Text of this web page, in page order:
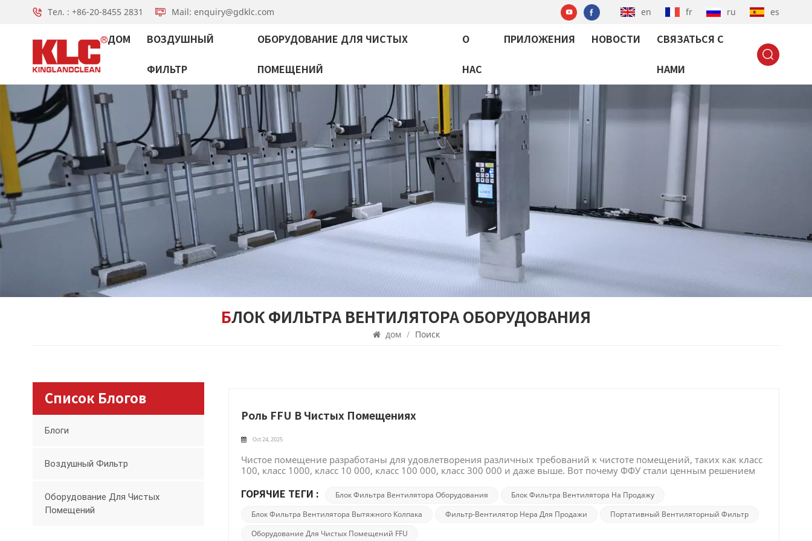
Тел. : +86-20-8455 2831 Mail: enquiry@gdklc.com en fr ru es
ДОМ ВОЗДУШНЫЙ
ФИЛЬТР
ОБОРУДОВАНИЕ ДЛЯ ЧИСТЫХ
ПОМЕЩЕНИЙ
О
НАС
ПРИЛОЖЕНИЯ НОВОСТИ СВЯЗАТЬСЯ С
НАМИ
БЛОК ФИЛЬТРА ВЕНТИЛЯТОРА ОБОРУДОВАНИЯ
дом / Поиск
Роль FFU В Чистых Помещениях
Oct 24, 2025
Чистое помещение разработаны для удовлетворения различных требований к чистоте помещений, таких как класс
100, класс 1000, класс 10 000, класс 100 000, класс 300 000 и даже выше. Вот почему ФФУ стали ценным решением
Экономия пространства – FFU позволяет сэкономить пространство и решить проблему ограниченного доступа для
обслуживания над потолками чистых помещений. Поскольку для обеспечения технологического процесса в
высококачественных чистых помещениях требуются ламинарные боксы класса 100 или даже 10, над потолками
вытяжными воздуховодами, занимают значительное пространство, затрудняя доступ для технического
ГОРЯЧИЕ ТЕГИ : Блок Фильтра Вентилятора Оборудования
Блок Фильтра Вентилятора На Продажу
Блок Фильтра Вентилятора Вытяжного Колпака
Фильтр-Вентилятор Hepa Для Продажи
Портативный Вентиляторный Фильтр
Оборудование Для Чистых Помещений FFU
Список Блогов
Блоги
Воздушный Фильтр
Оборудование Для Чистых
Помещений